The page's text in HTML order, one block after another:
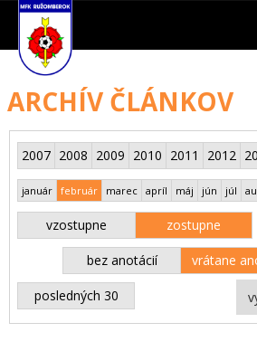
ARCHÍV ČLÁNKOV
2007 2008 2009 2010 2011 2012
január február marec apríl máj jún júl
vzostupne zostupne
bez anotácií vrátane
posledných 30